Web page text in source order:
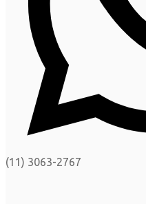
(11) 3063-2767